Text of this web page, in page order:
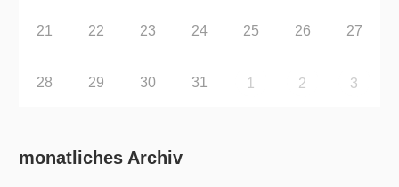
21 22 23 24 25 26 27
28 29 30 31 1 2 3
monatliches Archiv